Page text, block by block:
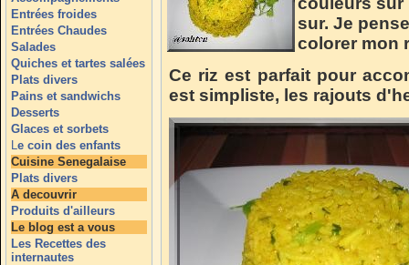
Entrées froides
Entrées Chaudes
Salades
Quiches et tartes salées
Plats divers
Pains et sandwichs
Desserts
Glaces et sorbets
Le coin des enfants
Cuisine Senegalaise
Plats divers
A decouvrir
Produits d'ailleurs
Le blog est a vous
Les Recettes des
internautes
sur. Je
colorer mon
Ce riz est parfait pour
est simpliste, les rajouts